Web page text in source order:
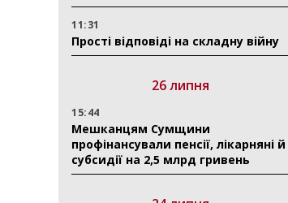
11:31
Прості відповіді на складну війну
26 липня
15:44
Мешканцям Сумщини
профінансували пенсії, лікарняні й
субсидії на 2,5 млрд гривень